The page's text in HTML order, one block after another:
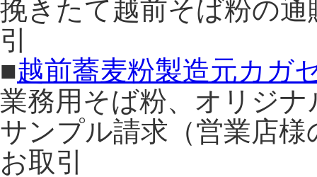
挽きたて越前そば粉の
引
■越前蕎麦粉製造元カガ
業務用そば粉、オリジ
サンプル請求（営業店
お取引